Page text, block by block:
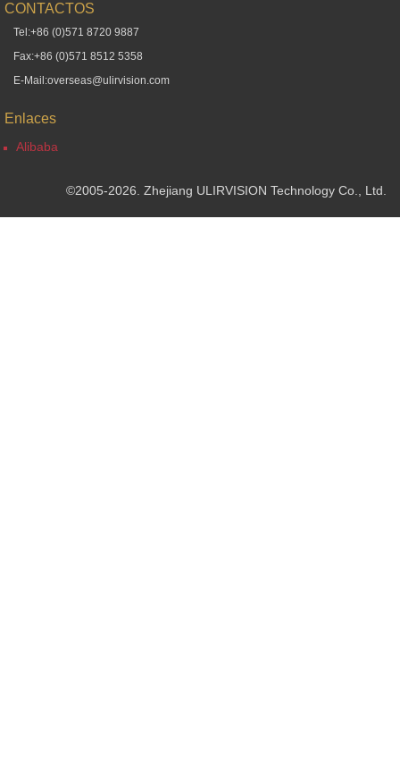
CONTACTOS
Tel:+86 (0)571 8720 9887
Fax:+86 (0)571 8512 5358
E-Mail:overseas@ulirvision.com
Enlaces
Alibaba
©2005-2026. Zhejiang ULIRVISION Technology Co., Ltd.